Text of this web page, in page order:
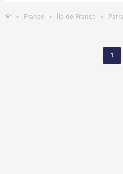
France Île de France Paris
1